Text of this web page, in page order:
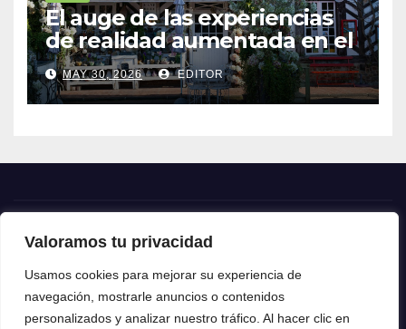
Valoramos tu privacidad
Usamos cookies para mejorar su experiencia de
navegación, mostrarle anuncios o contenidos
personalizados y analizar nuestro tráfico. Al hacer clic en
El auge de las experiencias
de realidad aumentada en el
turismo
MAY 30, 2026 EDITOR
Crónica24
Crónica 24